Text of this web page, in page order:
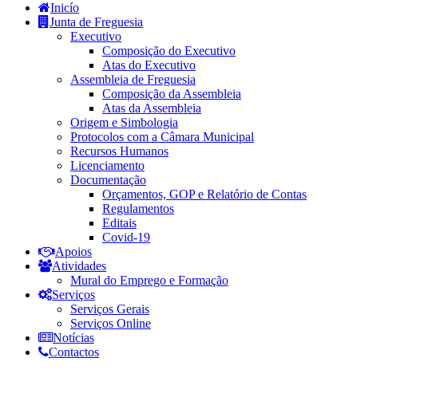
Inicío
Junta de Freguesia
Executivo
Composição do Executivo
Atas do Executivo
Assembleia de Freguesia
Composição da Assembleia
Atas da Assembleia
Origem e Simbologia
Protocolos com a Câmara Municipal
Recursos Humanos
Licenciamento
Documentação
Orçamentos, GOP e Relatório de Contas
Regulamentos
Editais
Covid-19
Apoios
Atividades
Mural do Emprego e Formação
Serviços
Serviços Gerais
Serviços Online
Notícias
Contactos